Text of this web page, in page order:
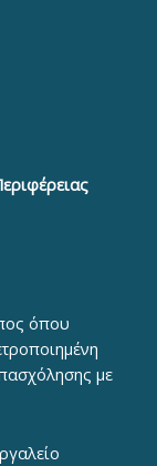
όπου
με